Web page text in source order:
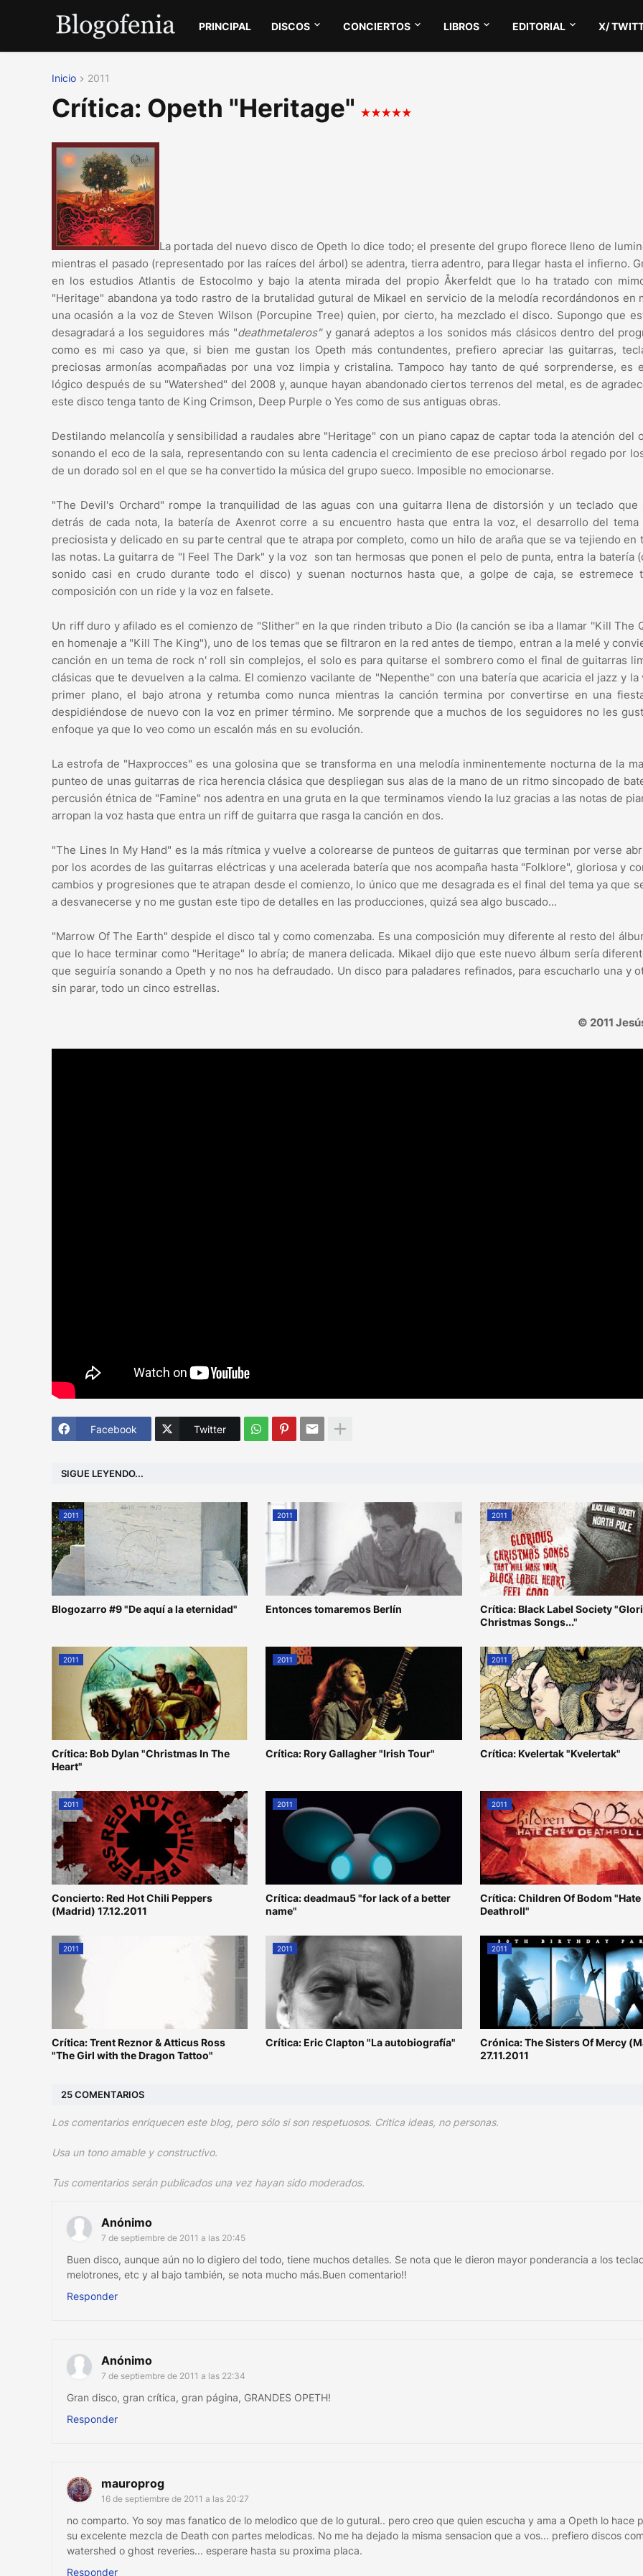
PRINCIPAL DISCOS CONCIERTOS LIBROS EDITORIAL X/
Inicio 2011
Crítica: Opeth "Heritage"
La portada del nuevo disco de Opeth lo dice todo; el presente del grupo florece lleno de
mientras el pasado (representado por las raíces del árbol) se adentra, tierra adentro, para llegar hasta el infierno.
en los estudios Atlantis de Estocolmo y bajo la atenta mirada del propio Åkerfeldt que lo ha tratado con
"Heritage" abandona ya todo rastro de la brutalidad gutural de Mikael en servicio de la melodía recordándonos en
una ocasión a la voz de Steven Wilson (Porcupine Tree) quien, por cierto, ha mezclado el disco. Supongo que
desagradará a los seguidores más "deathmetaleros"y ganará adeptos a los sonidos más clásicos dentro del
como es mi caso ya que, si bien me gustan los Opeth más contundentes, prefiero apreciar las guitarras,
preciosas armonías acompañadas por una voz limpia y cristalina. Tampoco hay tanto de qué sorprenderse, es
lógico después de su "Watershed" del 2008 y, aunque hayan abandonado ciertos terrenos del metal, es de
este disco tenga tanto de King Crimson, Deep Purple o Yes como de sus antiguas obras.
Destilando melancolía y sensibilidad a raudales abre "Heritage" con un piano capaz de captar toda la atención del
sonando el eco de la sala, representando con su lenta cadencia el crecimiento de ese precioso árbol regado por
de un dorado sol en el que se ha convertido la música del grupo sueco. Imposible no emocionarse.
"The Devil's Orchard" rompe la tranquilidad de las aguas con una guitarra llena de distorsión y un teclado que
detrás de cada nota, la batería de Axenrot corre a su encuentro hasta que entra la voz, el desarrollo del tema
preciosista y delicado en su parte central que te atrapa por completo, como un hilo de araña que se va tejiendo en
las notas. La guitarra de "I Feel The Dark" y la voz son tan hermosas que ponen el pelo de punta, entra la batería
sonido casi en crudo durante todo el disco) y suenan nocturnos hasta que, a golpe de caja, se estremece
composición con un ride y la voz en falsete.
Un riff duro y afilado es el comienzo de "Slither" en la que rinden tributo a Dio (la canción se iba a llamar ''Kill The
en homenaje a "Kill The King"), uno de los temas que se filtraron en la red antes de tiempo, entran a la melé y
canción en un tema de rock n' roll sin complejos, el solo es para quitarse el sombrero como el final de guitarras
clásicas que te devuelven a la calma. El comienzo vacilante de "Nepenthe" con una batería que acaricia el jazz y la
primer plano, el bajo atrona y retumba como nunca mientras la canción termina por convertirse en una
despidiéndose de nuevo con la voz en primer término. Me sorprende que a muchos de los seguidores no les
enfoque ya que lo veo como un escalón más en su evolución.
La estrofa de "Haxprocces" es una golosina que se transforma en una melodía inminentemente nocturna de la
punteo de unas guitarras de rica herencia clásica que despliegan sus alas de la mano de un ritmo sincopado de
percusión étnica de "Famine" nos adentra en una gruta en la que terminamos viendo la luz gracias a las notas de
arropan la voz hasta que entra un riff de guitarra que rasga la canción en dos.
"The Lines In My Hand" es la más rítmica y vuelve a colorearse de punteos de guitarras que terminan por verse
por los acordes de las guitarras eléctricas y una acelerada batería que nos acompaña hasta "Folklore", gloriosa y
cambios y progresiones que te atrapan desde el comienzo, lo único que me desagrada es el final del tema ya que
a desvanecerse y no me gustan este tipo de detalles en las producciones, quizá sea algo buscado...
"Marrow Of The Earth" despide el disco tal y como comenzaba. Es una composición muy diferente al resto del
que lo hace terminar como "Heritage" lo abría; de manera delicada. Mikael dijo que este nuevo álbum sería
que seguiría sonando a Opeth y no nos ha defraudado. Un disco para paladares refinados, para escucharlo una y
sin parar, todo un cinco estrellas.
© 2011
Facebook Twitter
SIGUE LEYENDO...
2011
Blogozarro #9 "De aquí a la eternidad"
2011
Entonces tomaremos Berlín
2011
Crítica: Black Label Society
Christmas Songs..."
2011
Crítica: Bob Dylan "Christmas In The
Heart"
2011
Crítica: Rory Gallagher "Irish Tour"
2011
Crítica: Kvelertak "Kvelertak"
2011
Concierto: Red Hot Chili Peppers
(Madrid) 17.12.2011
2011
Crítica: deadmau5 "for lack of a better
name"
2011
Crítica: Children Of Bodom
Deathroll"
2011
Crítica: Trent Reznor & Atticus Ross
"The Girl with the Dragon Tattoo"
2011
Crítica: Eric Clapton "La autobiografía"
2011
Crónica: The Sisters Of Mercy
27.11.2011
25 COMENTARIOS
Los comentarios enriquecen este blog, pero sólo si son respetuosos. Critica ideas, no personas.
Usa un tono amable y constructivo.
Tus comentarios serán publicados una vez hayan sido moderados.
Anónimo
7 de septiembre de 2011 a las 20:45
Buen disco, aunque aún no lo digiero del todo, tiene muchos detalles. Se nota que le dieron mayor ponderancia a los
melotrones, etc y al bajo también, se nota mucho más.Buen comentario!!
Responder
Anónimo
7 de septiembre de 2011 a las 22:34
Gran disco, gran crítica, gran página, GRANDES OPETH!
Responder
mauroprog
16 de septiembre de 2011 a las 20:27
no comparto. Yo soy mas fanatico de lo melodico que de lo gutural.. pero creo que quien escucha y ama a Opeth lo hace
su excelente mezcla de Death con partes melodicas. No me ha dejado la misma sensacion que a vos... prefiero discos
watershed o ghost reveries... esperare hasta su proxima placa.
Responder